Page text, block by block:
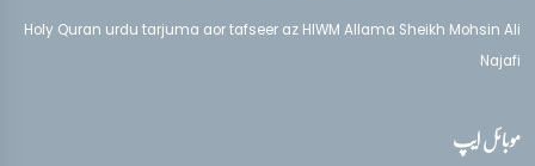
Holy Quran urdu tarjuma aor tafseer az HIWM Allama Sheikh Mohsin Ali
Najafi
موبائل ایپ